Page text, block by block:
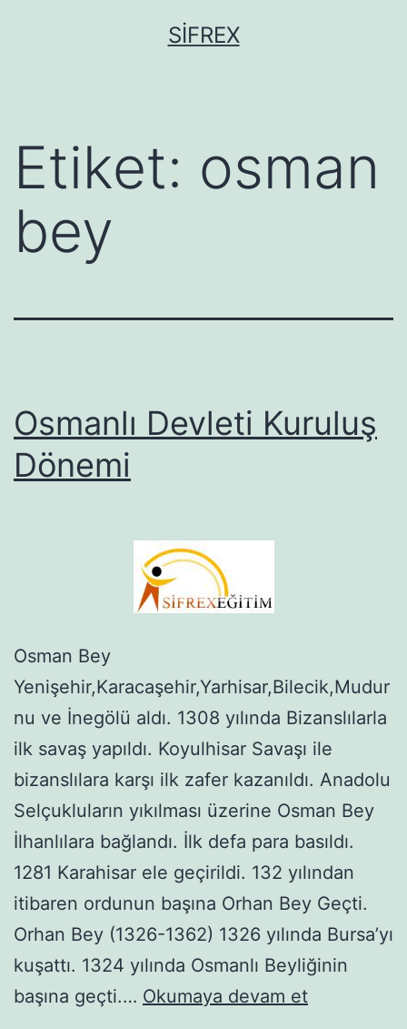
SIFREX
Etiket: osman
bey
Osmanlı Devleti Kuruluş
Dönemi
Osman Bey
Yenişehir,Karacaşehir,Yarhisar,Bilecik,Mudur
nu ve İnegölü aldı. 1308 yılında Bizanslılarla
ilk savaş yapıldı. Koyulhisar Savaşı ile
bizanslılara karşı ilk zafer kazanıldı. Anadolu
Selçukluların yıkılması üzerine Osman Bey
İlhanlılara bağlandı. İlk defa para basıldı.
1281 Karahisar ele geçirildi. 132 yılından
itibaren ordunun başına Orhan Bey Geçti.
Orhan Bey (1326-1362) 1326 yılında Bursa’yı
kuşattı. 1324 yılında Osmanlı Beyliğinin
başına geçti.… Okumaya devam etOsmanlı